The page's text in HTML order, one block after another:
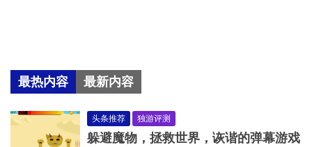
最热内容 最新内容
头条推荐 独游评测
躲避魔物，拯救世界，诙谐的弹幕游戏